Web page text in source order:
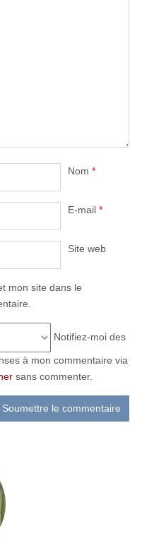
Nom *
E-mail *
Site web
mon site dans le
Notifiez-moi des
à mon commentaire via
sans commenter.